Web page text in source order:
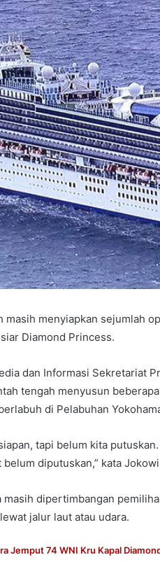
masih menyiapkan sejumlah
Diamond Princess.
dan Informasi Sekretariat
tengah menyusun
di Pelabuhan
tapi belum kita
diputuskan,” kata
dipertimbangan
jalur laut atau udara.
Jemput 74 WNI Kru Kapal